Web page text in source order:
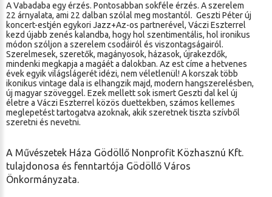
A Vabadaba egy érzés. Pontosabban sokféle érzés. A szerelem
22 árnyalata, ami 22 dalban szólal meg mostantól. Geszti Péter új
koncert-estjén egykori Jazz+Az-os partnerével, Váczi Eszterrel
kezd újabb zenés kalandba, hogy hol szentimentális, hol ironikus
módon szóljon a szerelem csodáiról és viszontagságairól.
Szerelmesek, szeretők, magányosok, házasok, újrakezdők,
mindenki megkapja a magáét a dalokban. Az est címe a hetvenes
évek egyik világslágerét idézi, nem véletlenül! A korszak több
ikonikus vintage dala is elhangzik majd, modern hangszerelésben,
új magyar szöveggel. Ezek mellett sok ismert Geszti dal kel új
életre a Váczi Eszterrel közös duettekben, számos kellemes
meglepetést tartogatva azoknak, akik szeretnek tiszta szívből
szeretni és nevetni.
A Művészetek Háza Gödöllő Nonprofit Közhasznú Kft.
tulajdonosa és fenntartója Gödöllő Város
Önkormányzata.